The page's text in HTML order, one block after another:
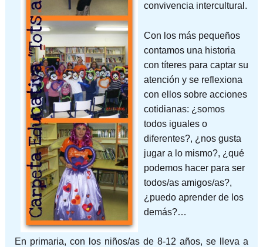
convivencia intercultural.
Con los más pequeños
contamos una historia
con títeres para captar su
atención y se reflexiona
con ellos sobre acciones
cotidianas: ¿somos
todos iguales o
diferentes?, ¿nos gusta
jugar a lo mismo?, ¿qué
podemos hacer para ser
todos/as amigos/as?,
¿puedo aprender de los
demás?…
En primaria, con los niños/as de 8-12 años, se lleva a